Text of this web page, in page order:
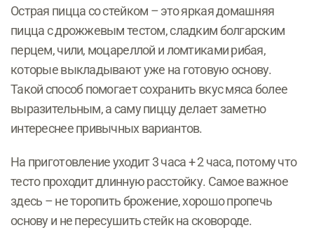
Острая пицца со стейком – это яркая домашняя
пицца с дрожжевым тестом, сладким болгарским
перцем, чили, моцареллой и ломтиками рибая,
которые выкладывают уже на готовую основу.
Такой способ помогает сохранить вкус мяса более
выразительным, а саму пиццу делает заметно
интереснее привычных вариантов.
На приготовление уходит 3 часа + 2 часа, потому что
тесто проходит длинную расстойку. Самое важное
здесь – не торопить брожение, хорошо пропечь
основу и не пересушить стейк на сковороде.